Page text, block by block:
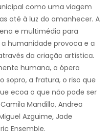
como uma viagem
até à luz do amanhecer. A
e multimédia para
humanidade provoca e a
da criação artística.
humana, a ópera
sopro, a fratura, o riso que
ecoa o que não pode ser
Mandillo, Andrea
Azguime, Jade
Ensemble.